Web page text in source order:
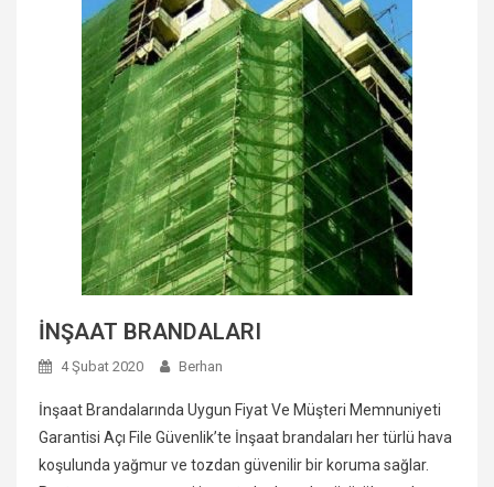
İNŞAAT BRANDALARI
4 Şubat 2020 Berhan
İnşaat Brandalarında Uygun Fiyat Ve Müşteri Memnuniyeti
Garantisi Açı File Güvenlik’te İnşaat brandaları her türlü hava
koşulunda yağmur ve tozdan güvenilir bir koruma sağlar.